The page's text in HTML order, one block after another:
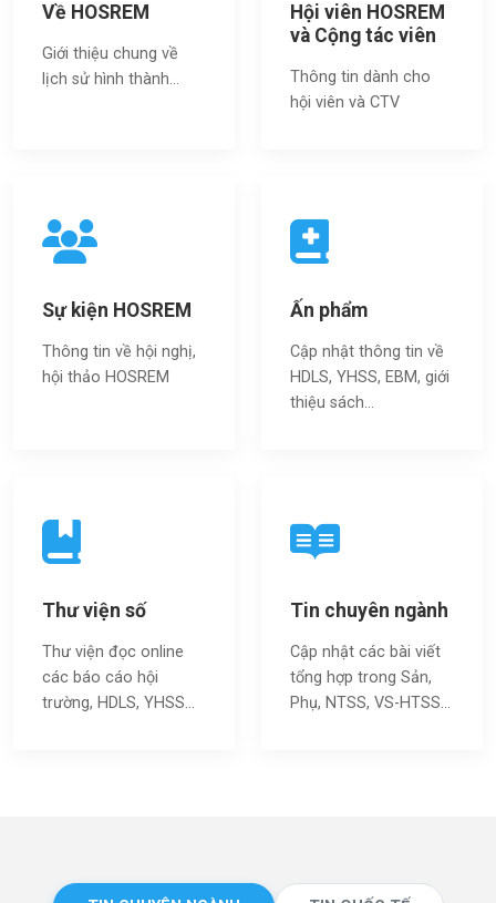
Về HOSREM
Giới thiệu chung về
lịch sử hình thành...
Hội viên HOSREM
và Cộng tác viên
Thông tin dành cho
hội viên và CTV
Sự kiện HOSREM
Thông tin về hội nghị,
hội thảo HOSREM
Ấn phẩm
Cập nhật thông tin về
HDLS, YHSS, EBM, giới
thiệu sách…
Thư viện số
Thư viện đọc online
các báo cáo hội
trường, HDLS, YHSS…
Tin chuyên ngành
Cập nhật các bài viết
tổng hợp trong Sản,
Phụ, NTSS, VS-HTSS...